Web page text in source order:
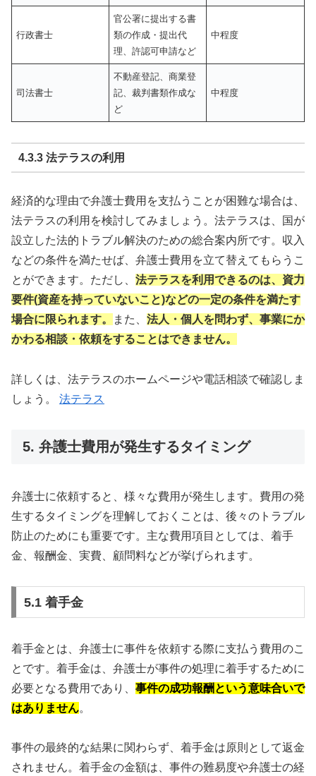
行政書士
官公署に提出する書
類の作成・提出代
理、許認可申請など
中程度
司法書士
不動産登記、商業登
記、裁判書類作成な
ど
中程度
4.3.3 法テラスの利用
経済的な理由で弁護士費用を支払うことが困難な場合は、
法テラスの利用を検討してみましょう。法テラスは、国が
設立した法的トラブル解決のための総合案内所です。収入
などの条件を満たせば、弁護士費用を立て替えてもらうこ
とができます。ただし、 法テラスを利用できるのは、資力
要件(資産を持っていないこと)などの一定の条件を満たす
場合に限られます。
また、 法人・個人を問わず、事業にか
かわる相談・依頼をすることはできません。
詳しくは、法テラスのホームページや電話相談で確認しま
しょう。 法テラス
5. 弁護士費用が発生するタイミング
弁護士に依頼すると、様々な費用が発生します。費用の発
生するタイミングを理解しておくことは、後々のトラブル
防止のためにも重要です。主な費用項目としては、着手
金、報酬金、実費、顧問料などが挙げられます。
5.1 着手金
着手金とは、弁護士に事件を依頼する際に支払う費用のこ
とです。着手金は、弁護士が事件の処理に着手するために
必要となる費用であり、 事件の成功報酬という意味合いで
はありません。
事件の最終的な結果に関わらず、着手金は原則として返金
されません。着手金の金額は、事件の難易度や弁護士の経